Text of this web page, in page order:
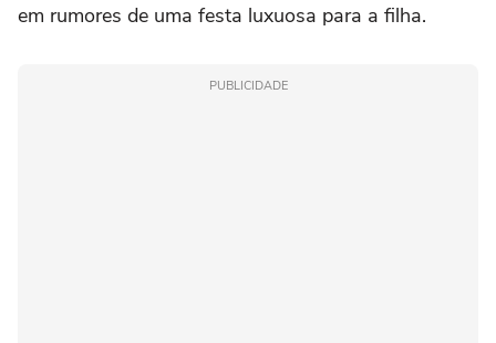
em rumores de uma festa luxuosa para a filha.
PUBLICIDADE